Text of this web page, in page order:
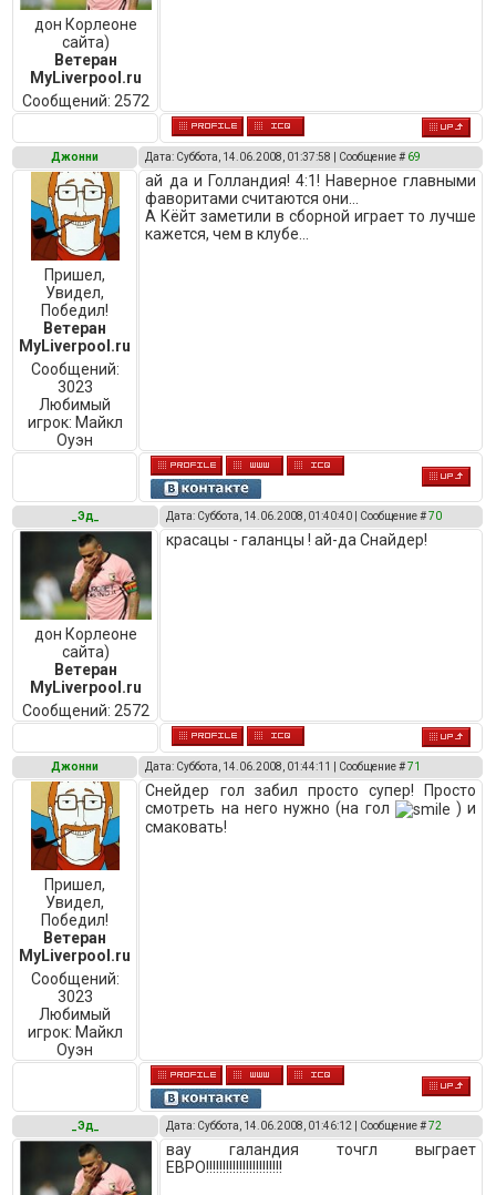
дон Корлеоне
сайта)
Ветеран
MyLiverpool.ru
Сообщений: 2572
Джонни Дата: Суббота, 14.06.2008, 01:37:58 | Сообщение # 69
Пришел,
Увидел,
Победил!
Ветеран
MyLiverpool.ru
Сообщений:
3023
Любимый
игрок: Майкл
Оуэн
ай да и Голландия! 4:1! Наверное главными
фаворитами считаются они...
А Кёйт заметили в сборной играет то лучше
кажется, чем в клубе...
_Эд_ Дата: Суббота, 14.06.2008, 01:40:40 | Сообщение #70
дон Корлеоне
сайта)
Ветеран
MyLiverpool.ru
Сообщений: 2572
красацы - галанцы ! ай-да Снайдер!
Джонни Дата: Суббота, 14.06.2008, 01:44:11 | Сообщение #71
Пришел,
Увидел,
Победил!
Ветеран
MyLiverpool.ru
Сообщений:
3023
Любимый
игрок: Майкл
Оуэн
Снейдер гол забил просто супер! Просто
смотреть на него нужно (на гол
) и
смаковать!
_Эд_ Дата: Суббота, 14.06.2008, 01:46:12 | Сообщение #72
вау галандия точгл выграет
ЕВРО!!!!!!!!!!!!!!!!!!!!!!!